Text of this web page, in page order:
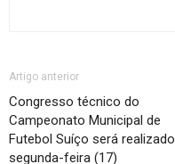
Artigo anterior
Congresso técnico do
Campeonato Municipal de
Futebol Suíço será realizado
segunda-feira (17)